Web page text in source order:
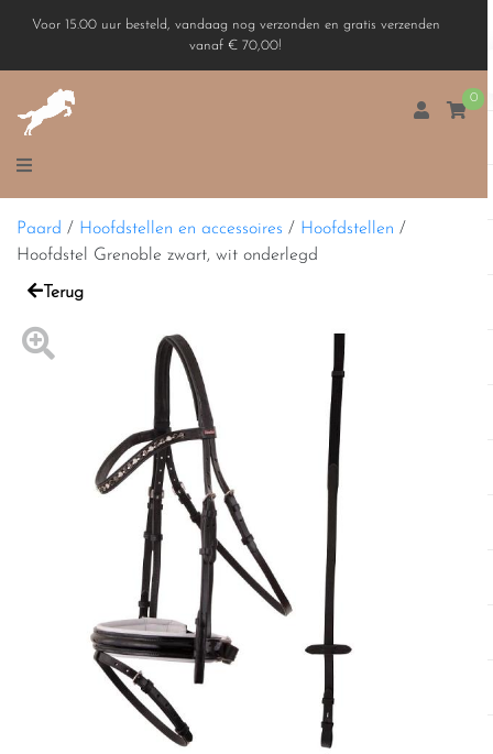
Voor 15.00 uur besteld, vandaag nog verzonden en gratis verzenden
vanaf € 70,00!
0
Paard / Hoofdstellen en accessoires / Hoofdstellen /
Hoofdstel Grenoble zwart, wit onderlegd
Terug